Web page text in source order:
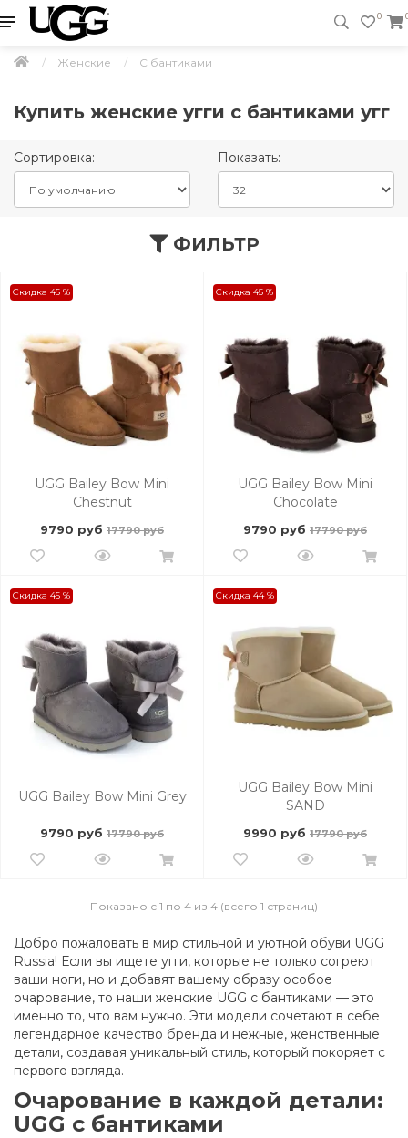
0
Женские С бантиками
Купить женские угги с бантиками угг
Сортировка: Показать:
ФИЛЬТР
Скидка 45 %
UGG Bailey Bow Mini
Chestnut
9790 руб 17790 руб
Скидка 45 %
UGG Bailey Bow Mini
Chocolate
9790 руб 17790 руб
Скидка 45 %
UGG Bailey Bow Mini Grey
9790 руб 17790 руб
Скидка 44 %
UGG Bailey Bow Mini
SAND
9990 руб 17790 руб
Показано с 1 по 4 из 4 (всего 1 страниц)
Добро пожаловать в мир стильной и уютной обуви UGG
Russia! Если вы ищете угги, которые не только согреют
ваши ноги, но и добавят вашему образу особое
очарование, то наши женские UGG с бантиками — это
именно то, что вам нужно. Эти модели сочетают в себе
легендарное качество бренда и нежные, женственные
детали, создавая уникальный стиль, который покоряет с
первого взгляда.
Очарование в каждой детали:
UGG с бантиками